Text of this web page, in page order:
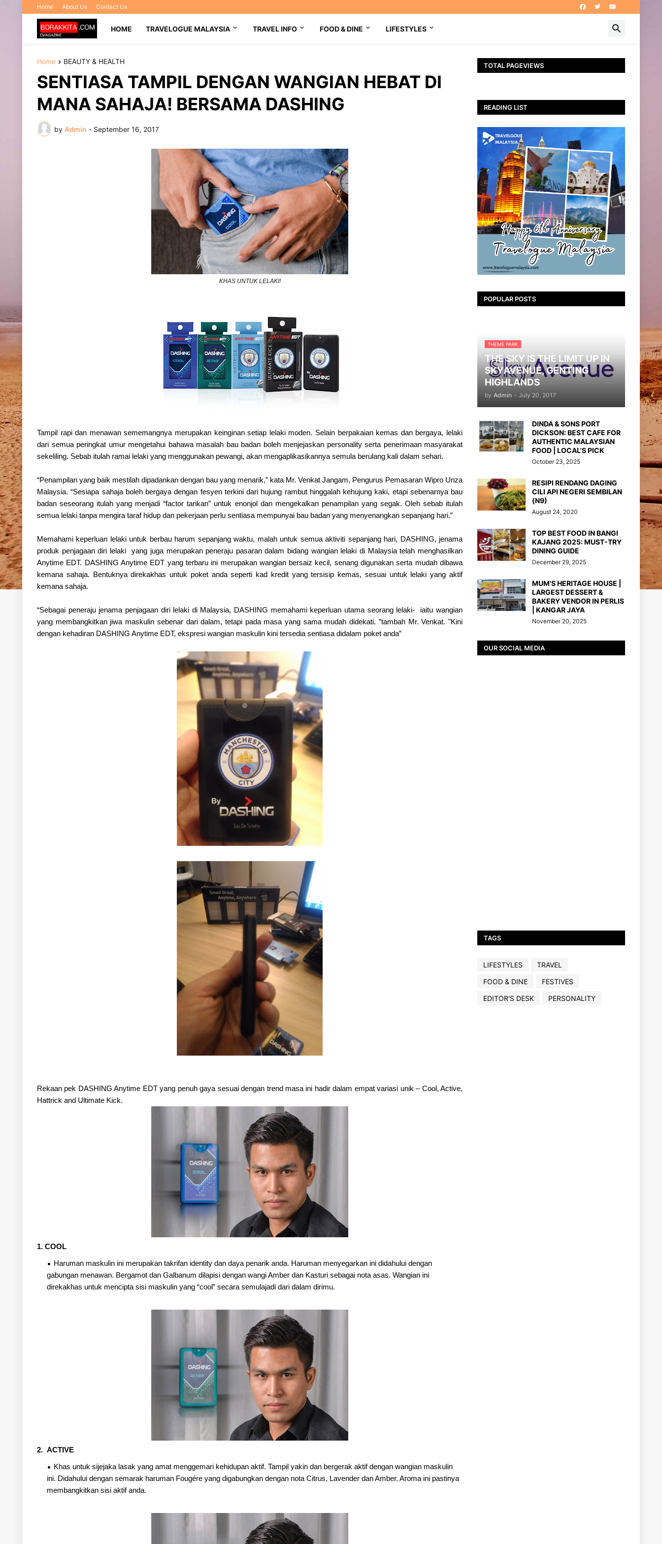
Home About Us Contact Us
HOME TRAVELOGUE MALAYSIA TRAVEL INFO FOOD & DINE LIFESTYLES
Home BEAUTY & HEALTH
SENTIASA TAMPIL DENGAN WANGIAN HEBAT DI
MANA SAHAJA! BERSAMA DASHING
by Admin - September 16, 2017
KHAS UNTUK LELAKI!
Tampil rapi dan menawan sememangnya merupakan keinginan setiap lelaki moden. Selain berpakaian kemas dan bergaya, lelaki
dari semua peringkat umur mengetahui bahawa masalah bau badan boleh menjejaskan personality serta penerimaan masyarakat
sekeliling. Sebab itulah ramai lelaki yang menggunakan pewangi, akan mengaplikasikannya semula berulang kali dalam sehari.
“Penampilan yang baik mestilah dipadankan dengan bau yang menarik,” kata Mr. Venkat Jangam, Pengurus Pemasaran Wipro Unza
Malaysia.“Sesiapa sahaja boleh bergaya dengan fesyen terkini dari hujung rambut hinggalah kehujung kaki, etapi sebenarnya bau
badan seseorang itulah yang menjadi “factor tarikan” untuk enonjol dan mengekalkan penampilan yang segak. Oleh sebab itulah
semua lelaki tanpa mengira taraf hidup dan pekerjaan perlu sentiasa mempunyai bau badan yang menyenangkan sepanjang hari.”
Memahami keperluan lelaki untuk berbau harum sepanjang waktu, malah untuk semua aktiviti sepanjang hari, DASHING, jenama
produk penjagaan diri lelaki yang juga merupakan peneraju pasaran dalam bidang wangian lelaki di Malaysia telah menghasilkan
Anytime EDT. DASHING Anytime EDT yang terbaru ini merupakan wangian bersaiz kecil, senang digunakan serta mudah dibawa
kemana sahaja. Bentuknya direkakhas untuk poket anda seperti kad kredit yang tersisip kemas, sesuai untuk lelaki yang aktif
kemana sahaja.
“Sebagai peneraju jenama penjagaan diri lelaki di Malaysia, DASHING memahami keperluan utama seorang lelaki- iaitu wangian
yang membangkitkan jiwa maskulin sebenar dari dalam, tetapi pada masa yang sama mudah didekati. ”tambah Mr. Venkat. "Kini
dengan kehadiran DASHING Anytime EDT, ekspresi wangian maskulin kini tersedia sentiasa didalam poket anda”
Rekaan pek DASHING Anytime EDT yang penuh gaya sesuai dengan trend masa ini hadir dalam empat variasi unik – Cool, Active,
Hattrick and Ultimate Kick.
1. COOL
Haruman maskulin ini merupakan takrifan identity dan daya penarik anda. Haruman menyegarkan ini didahului dengan
gabungan menawan. Bergamot dan Galbanum dilapisi dengan wangi Amber dan Kasturi sebagai nota asas. Wangian ini
direkakhas untuk mencipta sisi maskulin yang “cool” secara semulajadi dari dalam dirimu.
2. ACTIVE
Khas untuk sijejaka lasak yang amat menggemari kehidupan aktif. Tampil yakin dan bergerak aktif dengan wangian maskulin
ini. Didahului dengan semarak haruman Fougére yang digabungkan dengan nota Citrus, Lavender dan Amber. Aroma ini pastinya
membangkitkan sisi aktif anda.
TOTAL PAGEVIEWS
READING LIST
POPULAR POSTS
THEME PARK
THE SKY IS THE LIMIT UP IN
SKYAVENUE, GENTING
HIGHLANDS
by Admin - July 20, 2017
DINDA & SONS PORT
DICKSON: BEST CAFE FOR
AUTHENTIC MALAYSIAN
FOOD | LOCAL'S PICK
October 23, 2025
RESIPI RENDANG DAGING
CILI API NEGERI SEMBILAN
(N9)
August 24, 2020
TOP BEST FOOD IN BANGI
KAJANG 2025: MUST-TRY
DINING GUIDE
December 29, 2025
MUM'S HERITAGE HOUSE |
LARGEST DESSERT &
BAKERY VENDOR IN PERLIS
| KANGAR JAYA
November 20, 2025
OUR SOCIAL MEDIA
TAGS
LIFESTYLES
TRAVEL
FOOD & DINE
FESTIVES
EDITOR'S DESK
PERSONALITY